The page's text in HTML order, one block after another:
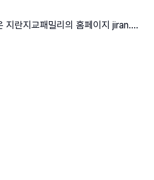
지란지교패밀리의 홈페이지 jiran....